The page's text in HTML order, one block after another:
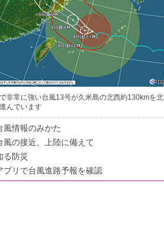
非常に強い台風13号が久米島の北西約130kmを北
んでいます
風情報のみかた
風の接近、上陸に備えて
る防災
プリで台風進路予報を確認